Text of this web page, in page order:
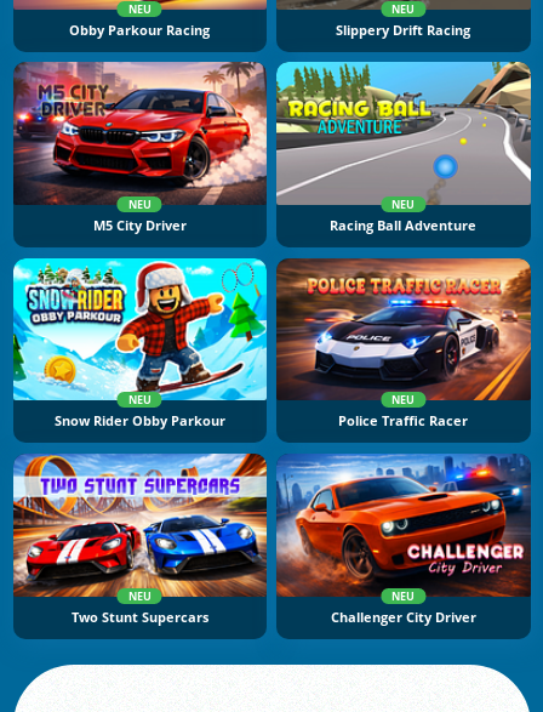
NEU
Obby Parkour Racing
NEU
Slippery Drift Racing
NEU
M5 City Driver
NEU
Racing Ball Adventure
NEU
Snow Rider Obby Parkour
NEU
Police Traffic Racer
NEU
Two Stunt Supercars
NEU
Challenger City Driver